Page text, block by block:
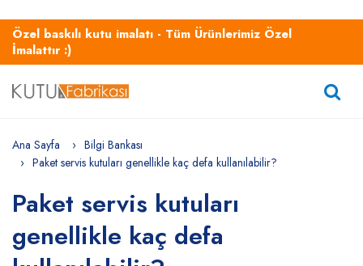
Özel baskılı kutu imalatı - Tüm Ürünlerimiz Özel
İmalattır :)
Ana Sayfa
Bilgi Bankası
Paket servis kutuları genellikle kaç defa kullanılabilir?
Paket servis kutuları
genellikle kaç defa